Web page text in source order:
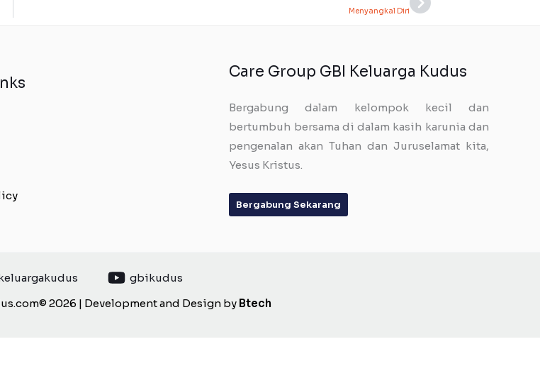
Menyangkal DiriNext
Care Group GBI Keluarga Kudus
Bergabung dalam kelompok kecil dan
bertumbuh bersama di dalam kasih karunia dan
pengenalan akan Tuhan dan Juruselamat kita,
Yesus Kristus.
Bergabung Sekarang
gbikudus
2026 | Development and Design by Btech